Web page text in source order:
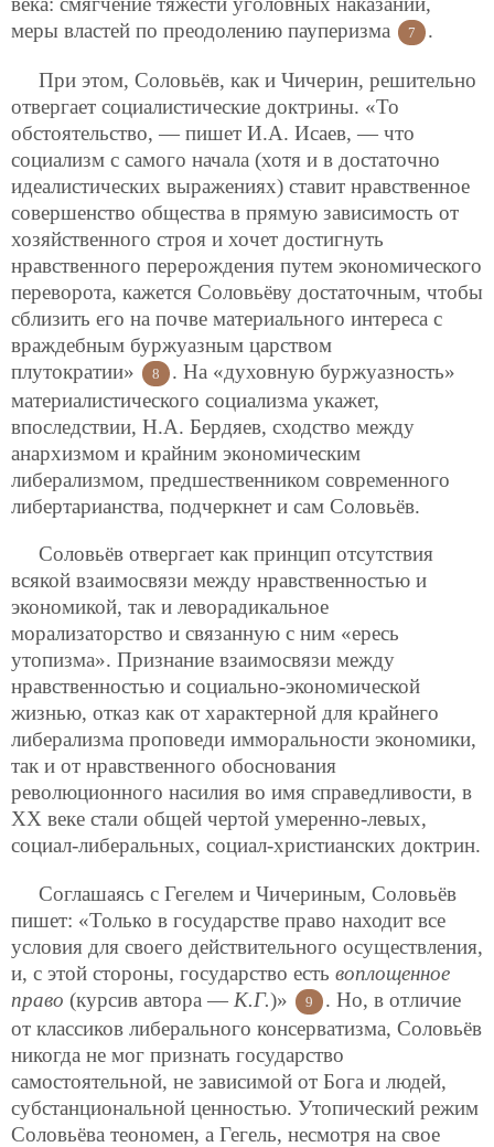
меры властей по преодолению пауперизма
7 .
При этом, Соловьёв, как и Чичерин, решительно
отвергает социалистические доктрины. «То
обстоятельство, — пишет И.А. Исаев, — что
социализм с самого начала (хотя и в достаточно
идеалистических выражениях) ставит нравственное
совершенство общества в прямую зависимость от
хозяйственного строя и хочет достигнуть
нравственного перерождения путем экономического
переворота, кажется Соловьёву достаточным, чтобы
сблизить его на почве материального интереса с
враждебным буржуазным царством
плутократии»
8
. На «духовную буржуазность»
материалистического социализма укажет,
впоследствии, Н.А. Бердяев, сходство между
анархизмом и крайним экономическим
либерализмом, предшественником современного
либертарианства, подчеркнет и сам Соловьёв.
Соловьёв отвергает как принцип отсутствия
всякой взаимосвязи между нравственностью и
экономикой, так и леворадикальное
морализаторство и связанную с ним «ересь
утопизма». Признание взаимосвязи между
нравственностью и социально-экономической
жизнью, отказ как от характерной для крайнего
либерализма проповеди имморальности экономики,
так и от нравственного обоснования
революционного насилия во имя справедливости, в
ХХ веке стали общей чертой умеренно-левых,
социал-либеральных, социал-христианских доктрин.
Соглашаясь с Гегелем и Чичериным, Соловьёв
пишет: «Только в государстве право находит все
условия для своего действительного осуществления,
и, с этой стороны, государство есть воплощенное
право (курсив автора — К.Г.)» 9
. Но, в отличие
от классиков либерального консерватизма, Соловьёв
никогда не мог признать государство
самостоятельной, не зависимой от Бога и людей,
субстанциональной ценностью. Утопический режим
Соловьёва теономен, а Гегель, несмотря на свое